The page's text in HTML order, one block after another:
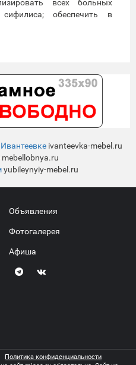
всех больных
обеспечить в
ivanteevka-mebel.ru
mebellobnya.ru
yubileynyiy-mebel.ru
Объявления
Фотогалерея
Афиша
Политика конфиденциальности